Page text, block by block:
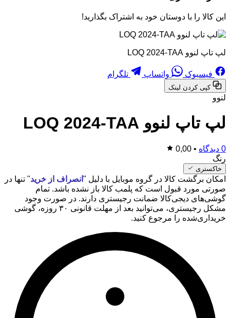
این کالا را با دوستان خود به اشتراک بگذارید!
لپ تاپ لنوو LOQ 2024-TAA
فیسبوک واتساپ تلگرام
کپی کردن لینک
لنوو
لپ تاپ لنوو LOQ 2024-TAA
0 دیدگاه •
0,00
رنگ
خاکستری
امکان برگشت کالا در گروه موبایل با دلیل " انصراف از خرید" تنها در
صورتی مورد قبول است که پلمب کالا باز نشده باشد. تمام
گوشی‌های دیجی‌کالا ضمانت رجیستری دارند. در صورت وجود
مشکل رجیستری، می‌توانید بعد از مهلت قانونی ۳۰ روزه، گوشی
خریداری‌شده را مرجوع کنید.